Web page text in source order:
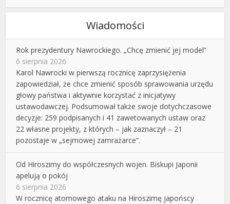
Wiadomości
Rok prezydentury Nawrockiego. „Chcę zmienić jej model”
6 sierpnia 2026
Karol Nawrocki w pierwszą rocznicę zaprzysiężenia
zapowiedział, że chce zmienić sposób sprawowania urzędu
głowy państwa i aktywnie korzystać z inicjatywy
ustawodawczej. Podsumował także swoje dotychczasowe
decyzje: 259 podpisanych i 41 zawetowanych ustaw oraz
22 własne projekty, z których – jak zaznaczył – 21
pozostaje w „sejmowej zamrażarce”.
Od Hiroszimy do współczesnych wojen. Biskupi Japonii
apelują o pokój
6 sierpnia 2026
W rocznicę atomowego ataku na Hiroszimę japońscy